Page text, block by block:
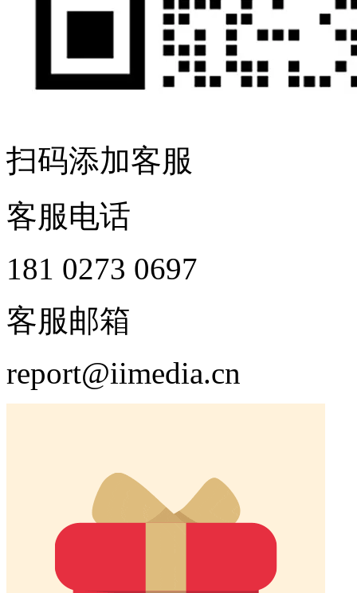
扫码添加客服
客服电话
181 0273 0697
客服邮箱
report@iimedia.cn